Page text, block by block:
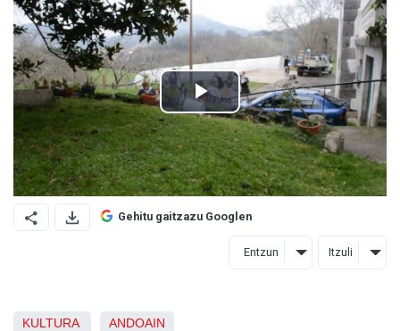
Gehitu gaitzazu Googlen
Entzun Itzuli
KULTURA ANDOAIN